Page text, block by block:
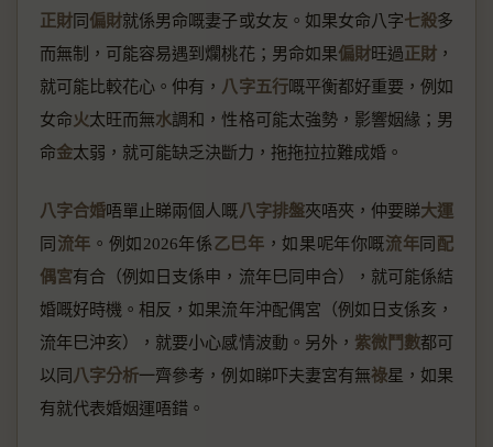
正財同偏財就係男命嘅妻子或女友。如果女命八字七殺多
而無制，可能容易遇到爛桃花；男命如果偏財旺過正財 ，
就可能比較花心。仲有， 八字五行嘅平衡都好重要，例如
女命火太旺而無水調和，性格可能太強勢，影響姻緣；男
命金太弱，就可能缺乏決斷力，拖拖拉拉難成婚。
八字合婚唔單止睇兩個人嘅八字排盤夾唔夾，仲要睇大運
同 流年 。例如2026年係乙巳年 ，如果呢年你嘅流年同 配
偶宮有合（例如日支係申，流年巳同申合），就可能係結
婚嘅好時機。相反，如果流年沖配偶宮（例如日支係亥，
流年巳沖亥），就要小心感情波動。另外， 紫微鬥數都可
以同 八字分析一齊參考，例如睇吓夫妻宮有無祿星，如果
有就代表婚姻運唔錯。